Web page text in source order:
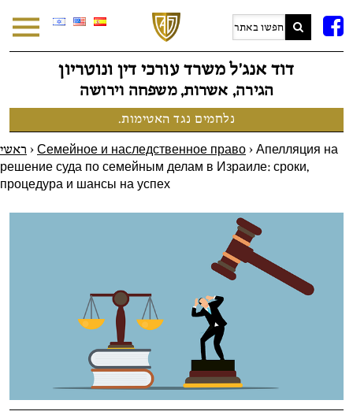
דוד אנג׳ל משרד עורכי דין ונוטריון
הגירה, אשרות, משפחה וירושה
נלחמים נגד האטימות.
ראשי > Семейное и наследственное право > Апелляция на
решение суда по семейным делам в Израиле: сроки,
процедура и шансы на успех